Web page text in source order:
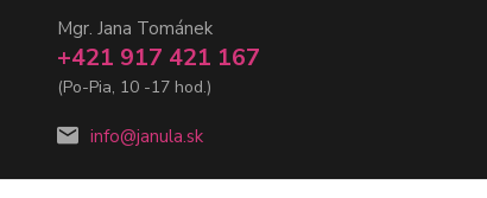
Mgr. Jana Tománek
+421 917 421 167
(Po-Pia, 10 -17 hod.)
info@janula.sk